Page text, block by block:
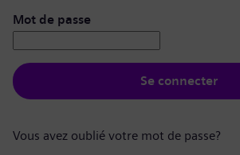
Mot de passe
Se connecter
Vous avez oublié votre mot de passe?